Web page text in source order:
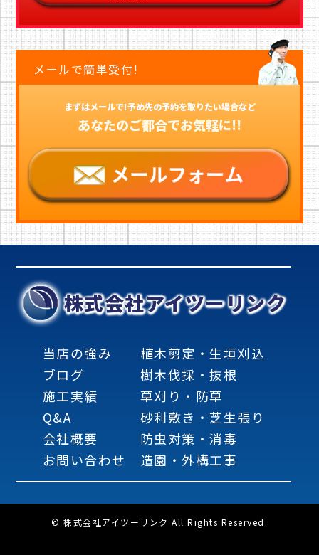
メールで簡単受付!
まずはメールで!予め先の予約を取りたい場合など
あなたのご都合でお気軽に!!
株式会社アイツーリンク
当店の強み
ブログ
施工実績
Q&A
会社概要
お問い合わせ
植木剪定・生垣刈込
樹木伐採・抜根
草刈り・防草
砂利敷き・芝生張り
防虫対策・消毒
造園・外構工事
© 株式会社アイツーリンク All Rights Reserved.